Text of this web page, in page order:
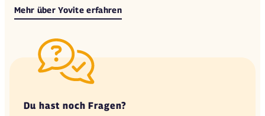
Mehr über Yovite erfahren
Du hast noch Fragen?